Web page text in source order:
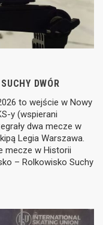
DWÓR
to wejście w Nowy
y (wspierani
dwa mecze w
Legia Warszawa.
mecze w Historii
– Rolkowisko Suchy